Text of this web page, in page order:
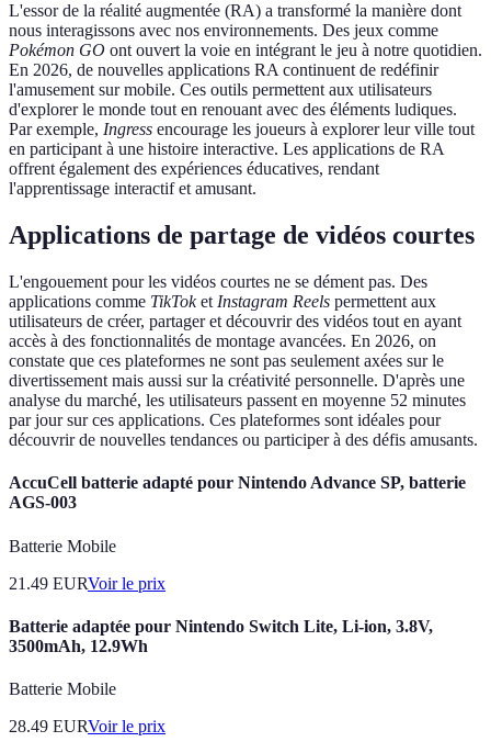
L'essor de la réalité augmentée (RA) a transformé la manière dont
nous interagissons avec nos environnements. Des jeux comme
Pokémon GO ont ouvert la voie en intégrant le jeu à notre quotidien.
En 2026, de nouvelles applications RA continuent de redéfinir
l'amusement sur mobile. Ces outils permettent aux utilisateurs
d'explorer le monde tout en renouant avec des éléments ludiques.
Par exemple, Ingress encourage les joueurs à explorer leur ville tout
en participant à une histoire interactive. Les applications de RA
offrent également des expériences éducatives, rendant
l'apprentissage interactif et amusant.
Applications de partage de vidéos courtes
L'engouement pour les vidéos courtes ne se dément pas. Des
applications comme TikToket Instagram Reels permettent aux
utilisateurs de créer, partager et découvrir des vidéos tout en ayant
accès à des fonctionnalités de montage avancées. En 2026, on
constate que ces plateformes ne sont pas seulement axées sur le
divertissement mais aussi sur la créativité personnelle. D'après une
analyse du marché, les utilisateurs passent en moyenne 52 minutes
par jour sur ces applications. Ces plateformes sont idéales pour
découvrir de nouvelles tendances ou participer à des défis amusants.
AccuCell batterie adapté pour Nintendo Advance SP, batterie
AGS-003
Batterie Mobile
21.49 EURVoir le prix
Batterie adaptée pour Nintendo Switch Lite, Li-ion, 3.8V,
3500mAh, 12.9Wh
Batterie Mobile
28.49 EURVoir le prix